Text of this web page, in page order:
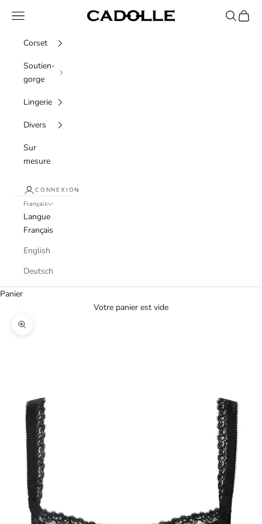
Cadolle
Menu Recherche
Panier
Corset
Soutien-
gorge
Lingerie
Divers
Sur
mesure
CONNEXION
Français
Langue
Français
English
Deutsch
Panier
Votre panier est vide
Zoomer sur l'image